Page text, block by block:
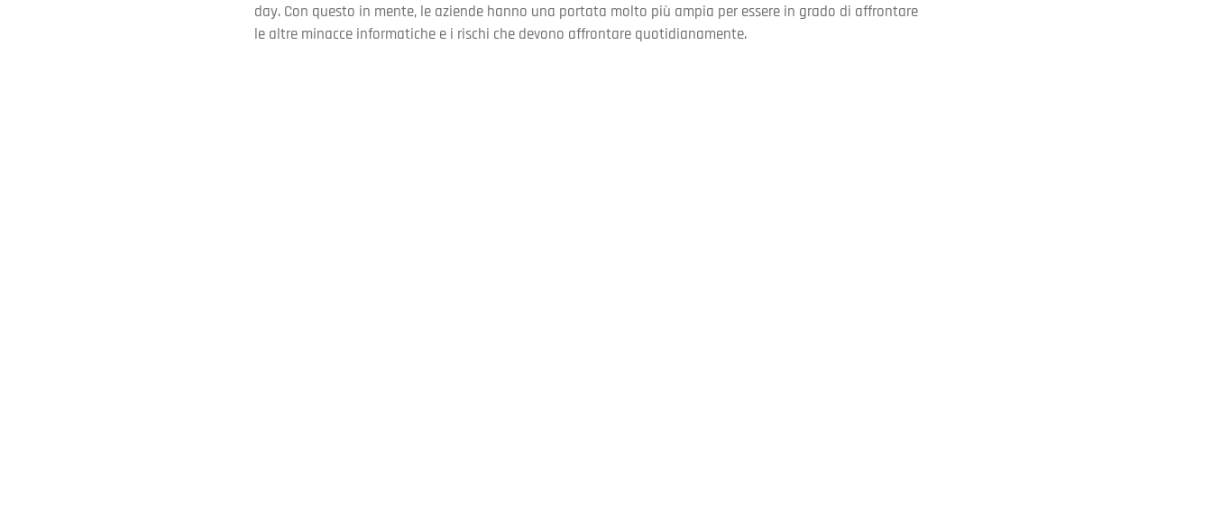
day. Con questo in mente, le aziende hanno una portata molto più ampia per essere in grado di affrontare
le altre minacce informatiche e i rischi che devono affrontare quotidianamente.